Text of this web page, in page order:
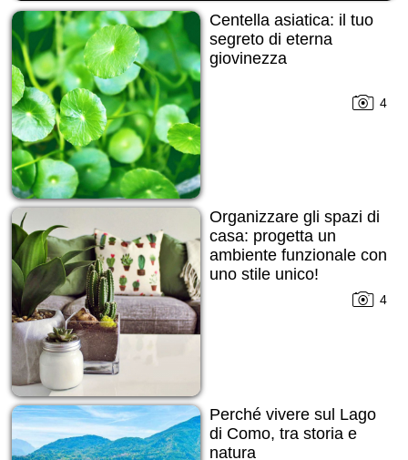
Centella asiatica: il tuo
segreto di eterna
giovinezza
4
Organizzare gli spazi di
casa: progetta un
ambiente funzionale con
uno stile unico!
4
Perché vivere sul Lago
di Como, tra storia e
natura